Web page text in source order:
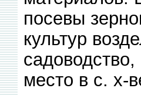
посевы
культур
место в с. х-